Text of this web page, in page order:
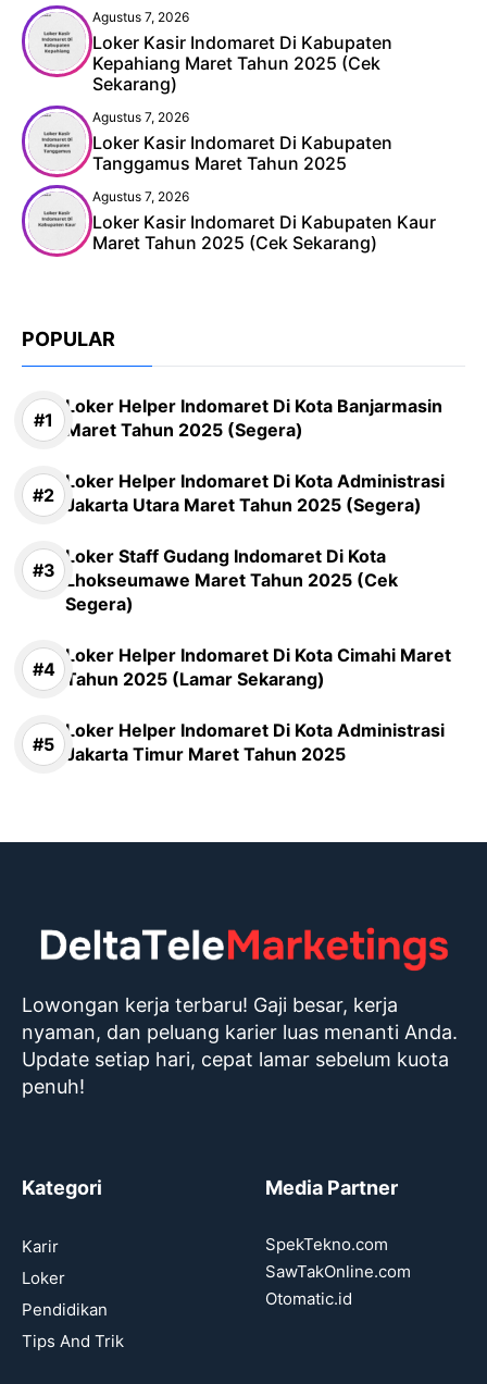
Agustus 7, 2026
Loker Kasir Indomaret Di Kabupaten
Kepahiang Maret Tahun 2025 (Cek
Sekarang)
Agustus 7, 2026
Loker Kasir Indomaret Di Kabupaten
Tanggamus Maret Tahun 2025
Agustus 7, 2026
Loker Kasir Indomaret Di Kabupaten Kaur
Maret Tahun 2025 (Cek Sekarang)
POPULAR
Loker Helper Indomaret Di Kota Banjarmasin
Maret Tahun 2025 (Segera)
Loker Helper Indomaret Di Kota Administrasi
Jakarta Utara Maret Tahun 2025 (Segera)
Loker Staff Gudang Indomaret Di Kota
Lhokseumawe Maret Tahun 2025 (Cek
Segera)
Loker Helper Indomaret Di Kota Cimahi Maret
Tahun 2025 (Lamar Sekarang)
Loker Helper Indomaret Di Kota Administrasi
Jakarta Timur Maret Tahun 2025
Lowongan kerja terbaru! Gaji besar, kerja
nyaman, dan peluang karier luas menanti Anda.
Update setiap hari, cepat lamar sebelum kuota
penuh!
Kategori
Karir
Loker
Pendidikan
Tips And Trik
Media Partner
SpekTekno.com
SawTakOnline.com
Otomatic.id